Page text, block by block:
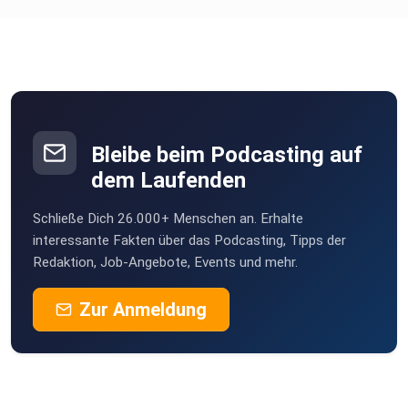
Bleibe beim Podcasting auf
dem Laufenden
Schließe Dich 26.000+ Menschen an. Erhalte
interessante Fakten über das Podcasting, Tipps der
Redaktion, Job-Angebote, Events und mehr.
Zur Anmeldung